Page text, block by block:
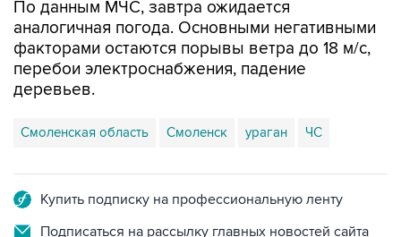
факторами остаются порывы ветра до 18 м/с,
перебои электроснабжения, падение
деревьев.
Смоленская область
Подписаться на рассылку главных новостей сайта
Получать оперативные новости в официальном